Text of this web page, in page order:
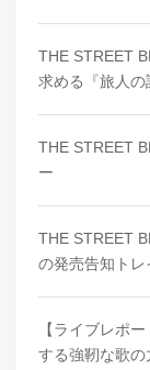
THE STREET
求める『旅人
THE STREET
ー
THE STREET
の発売告知ト
【ライブレポ
する強靭な歌の